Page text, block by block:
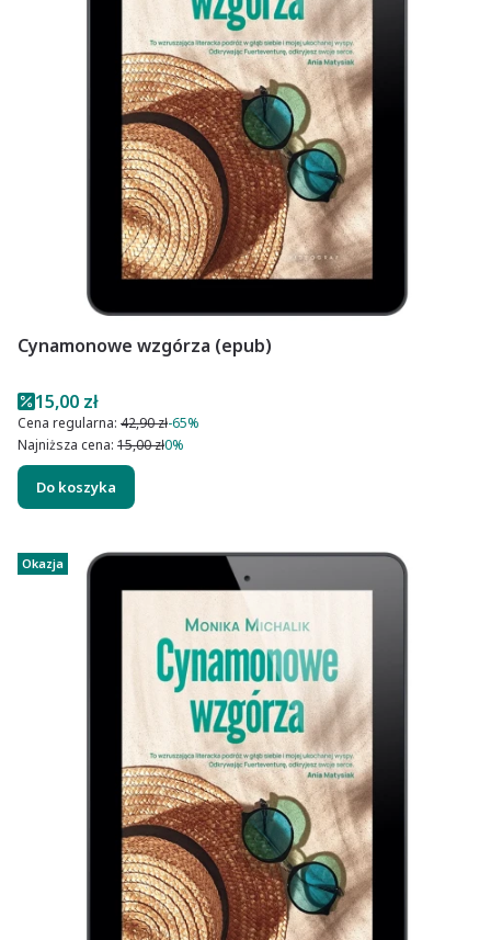
Cynamonowe wzgórza (epub)
Cena promocyjna
15,00 zł
Cena regularna: 42,90 zł-65%
Najniższa cena: 15,00 zł0%
Do koszyka
Okazja